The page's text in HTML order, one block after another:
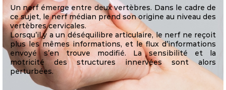
Un nerf émerge entre deux vertèbres. Dans le cadre de
ce sujet, le nerf médian prend son origine au niveau des
vertèbres cervicales.
Lorsqu’il y a un déséquilibre articulaire, le nerf ne reçoit
plus les mêmes informations, et le flux d’informations
envoyé s’en trouve modifié. La sensibilité et la
motricité des structures innervées sont alors
perturbées.